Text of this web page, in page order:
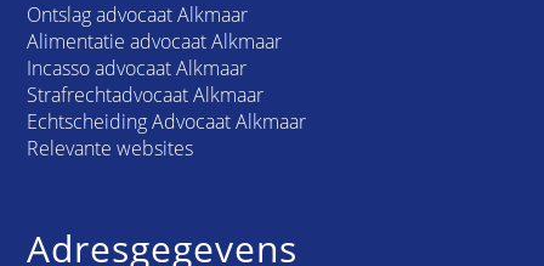
Ontslag advocaat Alkmaar
Alimentatie advocaat Alkmaar
Incasso advocaat Alkmaar
Strafrechtadvocaat Alkmaar
Echtscheiding Advocaat Alkmaar
Relevante websites
Adresgegevens